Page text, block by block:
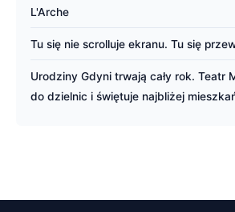
L'Arche
Tu się nie scrolluje ekranu. Tu się
Urodziny Gdyni trwają cały rok. Teatr
do dzielnic i świętuje najbliżej